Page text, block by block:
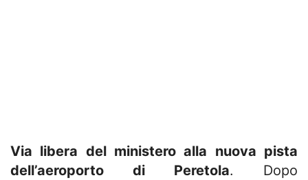
Via libera del ministero alla nuova pista
dell’aeroporto di Peretola. Dopo